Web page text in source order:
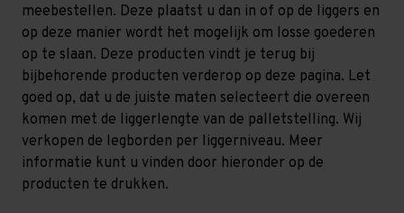
meebestellen. Deze plaatst u dan in of op de liggers en
op deze manier wordt het mogelijk om losse goederen
op te slaan. Deze producten vindt je terug bij
bijbehorende producten verderop op deze pagina. Let
goed op, dat u de juiste maten selecteert die overeen
komen met de liggerlengte van de palletstelling. Wij
verkopen de legborden per liggerniveau. Meer
informatie kunt u vinden door hieronder op de
producten te drukken.